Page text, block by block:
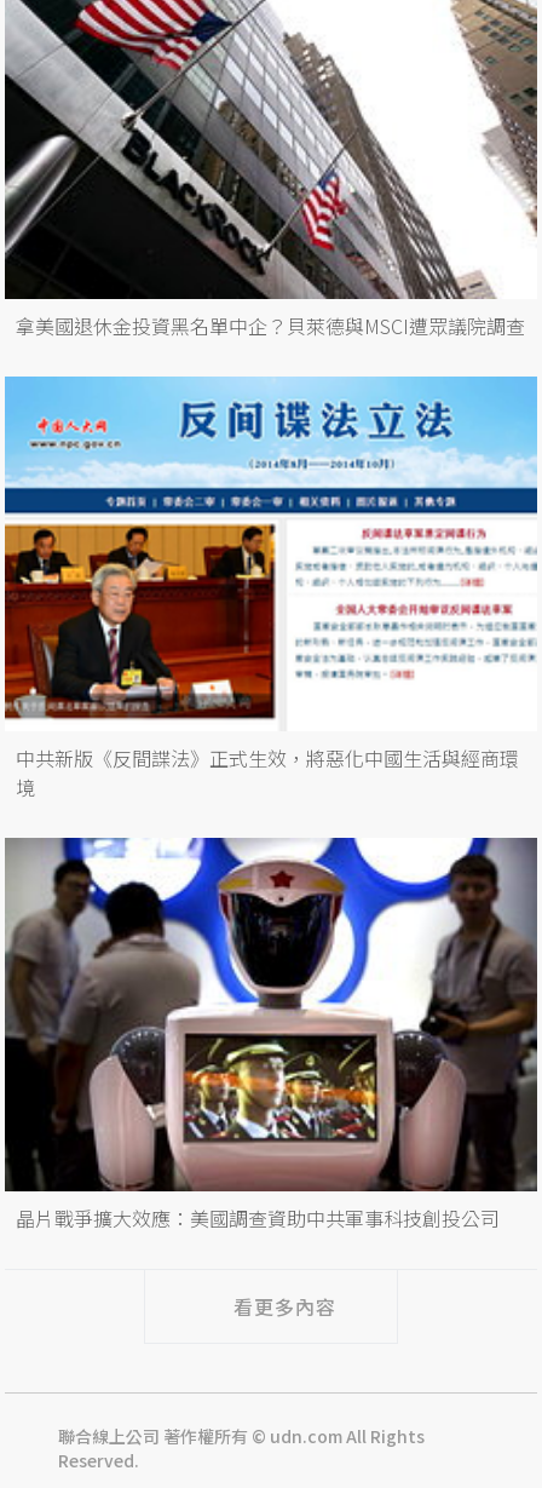
拿美國退休金投資黑名單中企？貝萊德與MSCI遭眾議院調查
中共新版《反間諜法》正式生效，將惡化中國生活與經商環
境
晶片戰爭擴大效應：美國調查資助中共軍事科技創投公司
看更多內容
聯合線上公司 著作權所有 © udn.com All Rights
Reserved.